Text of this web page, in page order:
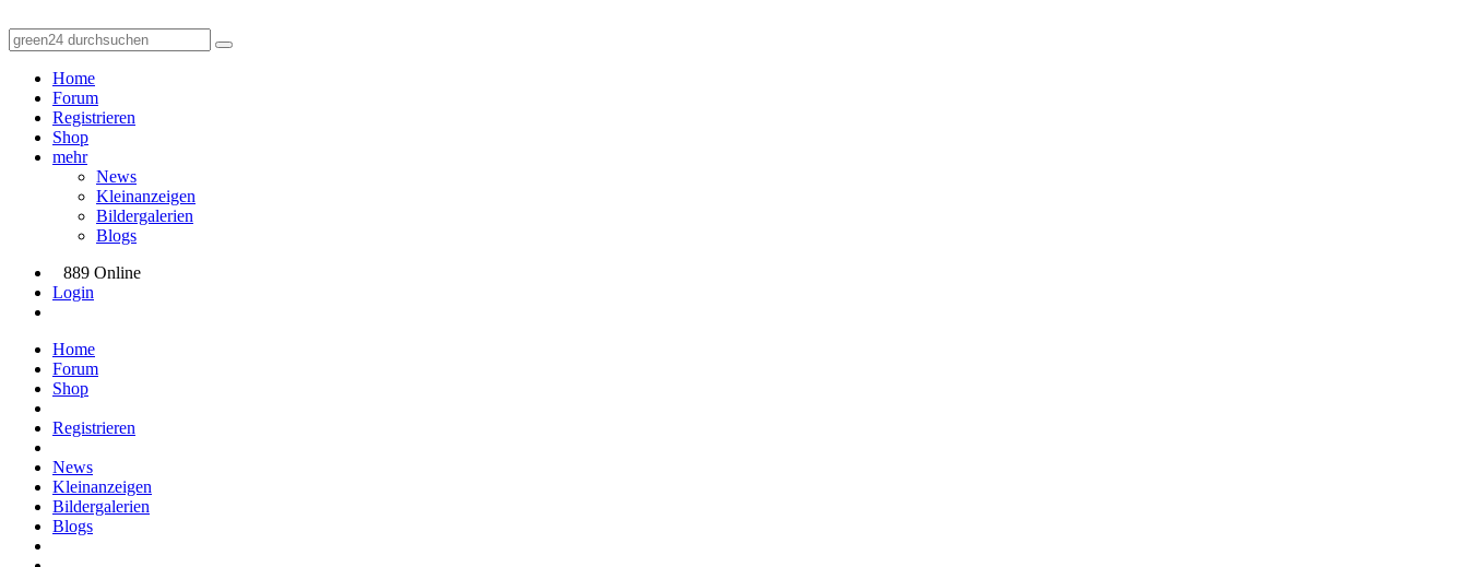
Home
Forum
Registrieren
Shop
mehr
News
Kleinanzeigen
Bildergalerien
Blogs
889 Online
Login
Home
Forum
Shop
Registrieren
News
Kleinanzeigen
Bildergalerien
Blogs